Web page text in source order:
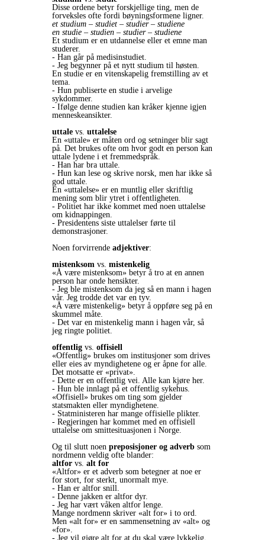
Disse ordene betyr forskjellige ting, men de
forveksles ofte fordi bøyningsformene ligner.
et studium – studiet – studier – studiene
en studie – studien – studier – studiene
Et studium er en utdannelse eller et emne man
studerer.
- Han går på medisinstudiet.
- Jeg begynner på et nytt studium til høsten.
En studie er en vitenskapelig fremstilling av et
tema.
- Hun publiserte en studie i arvelige
sykdommer.
- Ifølge denne studien kan kråker kjenne igjen
menneskeansikter.
uttale vs. uttalelse
En «uttale» er måten ord og setninger blir sagt
på. Det brukes ofte om hvor godt en person kan
uttale lydene i et fremmedspråk.
- Han har bra uttale.
- Hun kan lese og skrive norsk, men har ikke så
god uttale.
En «uttalelse» er en muntlig eller skriftlig
mening som blir ytret i offentligheten.
- Politiet har ikke kommet med noen uttalelse
om kidnappingen.
- Presidentens siste uttalelser førte til
demonstrasjoner.
Noen forvirrende adjektiver:
mistenksom vs. mistenkelig
«Å være mistenksom» betyr å tro at en annen
person har onde hensikter.
- Jeg ble mistenksom da jeg så en mann i hagen
vår. Jeg trodde det var en tyv.
«Å være mistenkelig» betyr å oppføre seg på en
skummel måte.
- Det var en mistenkelig mann i hagen vår, så
jeg ringte politiet.
offentlig vs. offisiell
«Offentlig» brukes om institusjoner som drives
eller eies av myndighetene og er åpne for alle.
Det motsatte er «privat».
- Dette er en offentlig vei. Alle kan kjøre her.
- Hun ble innlagt på et offentlig sykehus.
«Offisiell» brukes om ting som gjelder
statsmakten eller myndighetene.
- Statministeren har mange offisielle plikter.
- Regjeringen har kommet med en offisiell
uttalelse om smittesituasjonen i Norge.
Og til slutt noen preposisjoner og adverb som
nordmenn veldig ofte blander:
altfor vs. alt for
«Altfor» er et adverb som betegner at noe er
for stort, for sterkt, unormalt mye.
- Han er altfor snill.
- Denne jakken er altfor dyr.
- Jeg har vært våken altfor lenge.
Mange nordmenn skriver «alt for» i to ord.
Men «alt for» er en sammensetning av «alt» og
«for».
- Jeg vil gjøre alt for at du skal være lykkelig.